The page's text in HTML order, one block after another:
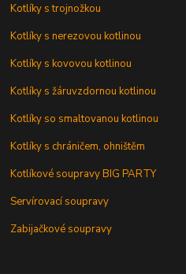
Kotlíky s trojnožkou
Kotlíky s nerezovou kotlinou
Kotlíky s kovovou kotlinou
Kotlíky s žáruvzdornou kotlinou
Kotlíky so smaltovanou kotlinou
Kotlíky s chráničem, ohništěm
Kotlíkové soupravy BIG PARTY
Servírovací soupravy
Zabijačkové soupravy